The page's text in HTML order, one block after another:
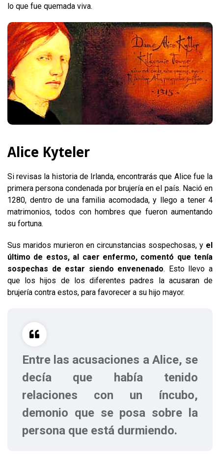
lo que fue quemada viva.
Alice Kyteler
Si revisas la historia de Irlanda, encontrarás que Alice fue la
primera persona condenada por brujería en el país. Nació en
1280, dentro de una familia acomodada, y llego a tener 4
matrimonios, todos con hombres que fueron aumentando
su fortuna.
Sus maridos murieron en circunstancias sospechosas, y el
último de estos, al caer enfermo, comentó que tenía
sospechas de estar siendo envenenado. Esto llevo a
que los hijos de los diferentes padres la acusaran de
brujería contra estos, para favorecer a su hijo mayor.
Entre las acusaciones a Alice, se
decía que había tenido
relaciones con un íncubo,
demonio que se posa sobre la
persona que está durmiendo.